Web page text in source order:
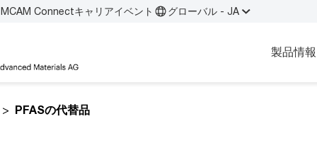
MCAM Connectキャリアイベント グローバル - JA
製品情報
PFASの代替品